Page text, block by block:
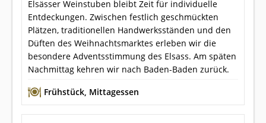
Elsässer Weinstuben bleibt Zeit für individuelle
Entdeckungen. Zwischen festlich geschmückten
Plätzen, traditionellen Handwerksständen und den
Düften des Weihnachtsmarktes erleben wir die
besondere Adventsstimmung des Elsass. Am späten
Nachmittag kehren wir nach Baden-Baden zurück.
Frühstück, Mittagessen